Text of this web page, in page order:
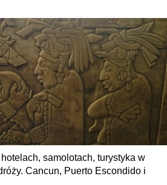
samolotach, turystyka w
Cancun, Puerto Escondido i